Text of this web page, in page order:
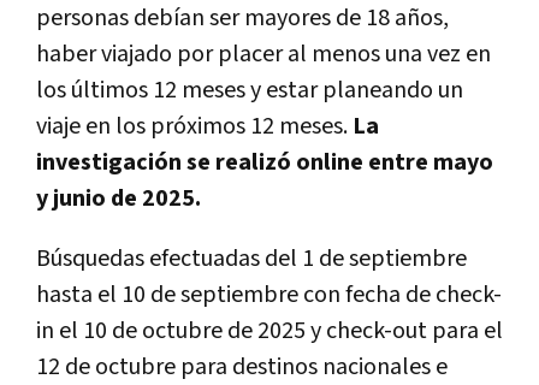
personas debían ser mayores de 18 años,
haber viajado por placer al menos una vez en
los últimos 12 meses y estar planeando un
viaje en los próximos 12 meses. La
investigación se realizó online entre mayo
y junio de 2025.
Búsquedas efectuadas del 1 de septiembre
hasta el 10 de septiembre con fecha de check-
in el 10 de octubre de 2025 y check-out para el
12 de octubre para destinos nacionales e